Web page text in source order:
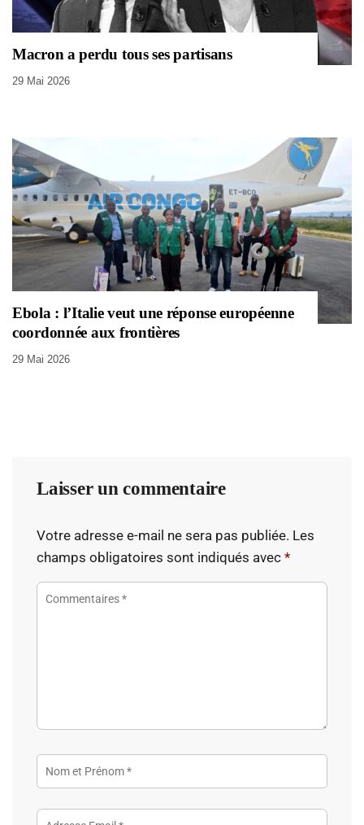
Macron a perdu tous ses partisans
29 Mai 2026
Ebola : l’Italie veut une réponse européenne
coordonnée aux frontières
29 Mai 2026
Laisser un commentaire
Votre adresse e-mail ne sera pas publiée. Les
champs obligatoires sont indiqués avec *